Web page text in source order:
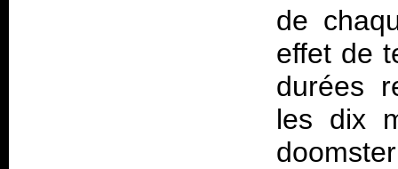
de
effet de
durées
les dix